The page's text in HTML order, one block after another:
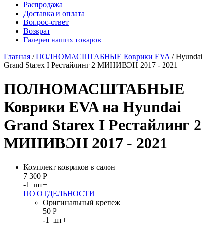
Распродажа
Доставка и оплата
Вопрос-ответ
Возврат
Галерея наших товаров
Главная /ПОЛНОМАСШТАБНЫЕ Коврики EVA / Hyundai
Grand Starex I Рестайлинг 2 МИНИВЭН 2017 - 2021
ПОЛНОМАСШТАБНЫЕ
Коврики EVA на Hyundai
Grand Starex I Рестайлинг 2
МИНИВЭН 2017 - 2021
Комплект ковриков в салон
7 300 Р
-1 шт+
ПО ОТДЕЛЬНОСТИ
Оригинальный крепеж
50 Р
-1 шт+